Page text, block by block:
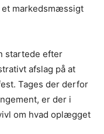
markedsmæssigt
startede efter
afslag på at
Tages der derfor
er der i
om hvad oplægget